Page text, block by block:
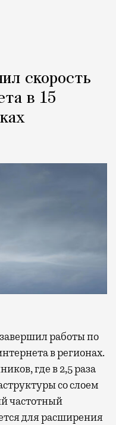
скорость
в 15
в регионах.
где в 2,5 раза
со слоем
частотный
для расширения